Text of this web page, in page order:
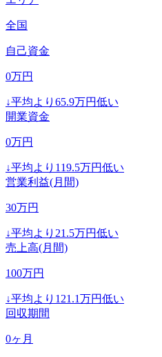
全国
自己資金
0万円
↓平均より 65.9万円低い
開業資金
0万円
↓平均より 119.5万円低い
営業利益(月間)
30万円
↓平均より 21.5万円低い
売上高(月間)
100万円
↓平均より 121.1万円低い
回収期間
0ヶ月